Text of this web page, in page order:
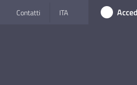
Contatti ITA